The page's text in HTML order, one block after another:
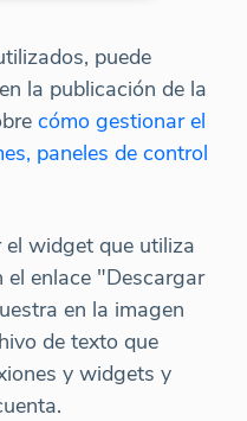
puede
la publicación de la
cómo gestionar el
paneles de control
widget que utiliza
el enlace "Descargar
en la imagen
de texto que
y widgets y